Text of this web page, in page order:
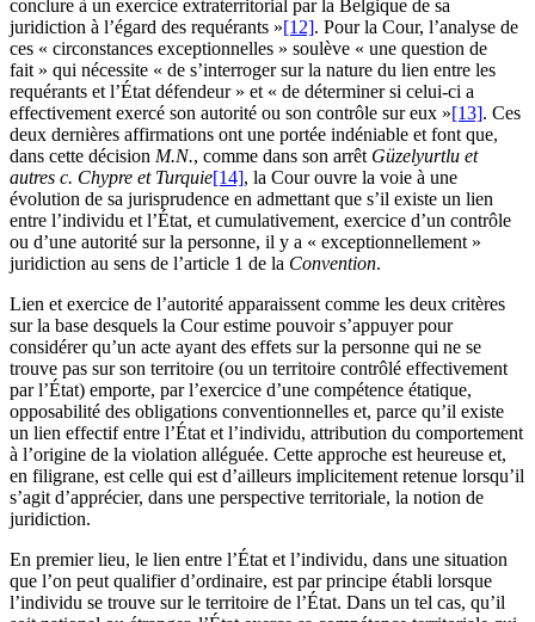
conclure à un exercice extraterritorial par la Belgique de sa
juridiction à l’égard des requérants »[12]. Pour la Cour, l’analyse de
ces « circonstances exceptionnelles » soulève « une question de
fait » qui nécessite « de s’interroger sur la nature du lien entre les
requérants et l’État défendeur » et « de déterminer si celui-ci a
effectivement exercé son autorité ou son contrôle sur eux »[13]. Ces
deux dernières affirmations ont une portée indéniable et font que,
dans cette décision M.N., comme dans son arrêt Güzelyurtlu et
autres c. Chypre et Turquie[14], la Cour ouvre la voie à une
évolution de sa jurisprudence en admettant que s’il existe un lien
entre l’individu et l’État, et cumulativement, exercice d’un contrôle
ou d’une autorité sur la personne, il y a « exceptionnellement »
juridiction au sens de l’article 1 de la Convention.
Lien et exercice de l’autorité apparaissent comme les deux critères
sur la base desquels la Cour estime pouvoir s’appuyer pour
considérer qu’un acte ayant des effets sur la personne qui ne se
trouve pas sur son territoire (ou un territoire contrôlé effectivement
par l’État) emporte, par l’exercice d’une compétence étatique,
opposabilité des obligations conventionnelles et, parce qu’il existe
un lien effectif entre l’État et l’individu, attribution du comportement
à l’origine de la violation alléguée. Cette approche est heureuse et,
en filigrane, est celle qui est d’ailleurs implicitement retenue lorsqu’il
s’agit d’apprécier, dans une perspective territoriale, la notion de
juridiction.
En premier lieu, le lien entre l’État et l’individu, dans une situation
que l’on peut qualifier d’ordinaire, est par principe établi lorsque
l’individu se trouve sur le territoire de l’État. Dans un tel cas, qu’il